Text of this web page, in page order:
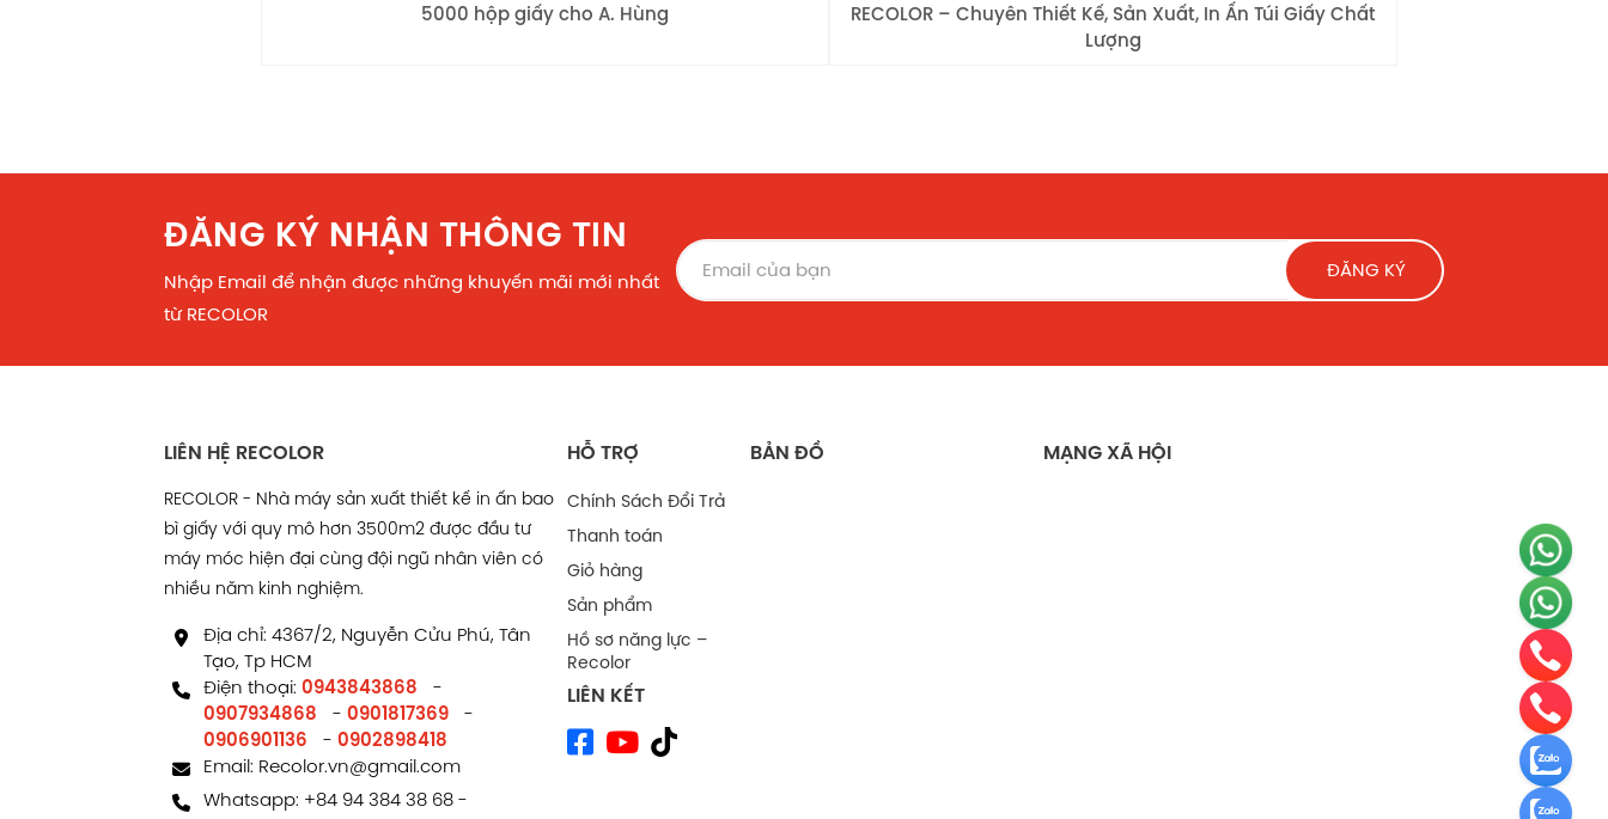
5000 hộp giấy cho A. Hùng
RECOLOR – Chuyên Thiết Kế, Sản Xuất, In Ấn Túi Giấy Chất
Lượng
ĐĂNG KÝ NHẬN THÔNG TIN
Nhập Email để nhận được những khuyến mãi mới nhất
từ RECOLOR
ĐĂNG KÝ
LIÊN HỆ RECOLOR
RECOLOR - Nhà máy sản xuất thiết kế in ấn bao
bì giấy với quy mô hơn 3500m2 được đầu tư
máy móc hiện đại cùng đội ngũ nhân viên có
nhiều năm kinh nghiệm.
Địa chỉ: 4367/2, Nguyễn Cửu Phú, Tân
Tạo, Tp HCM
Điện thoại: 0943843868
-
0907934868
- 0901817369
-
0906901136
- 0902898418
Email: Recolor.vn@gmail.com
Whatsapp: +84 94 384 38 68-
HỖ TRỢ
Chính Sách Đổi Trả
Thanh toán
Giỏ hàng
Sản phẩm
Hồ sơ năng lực –
Recolor
LIÊN KẾT
BẢN ĐỒ MẠNG XÃ HỘI